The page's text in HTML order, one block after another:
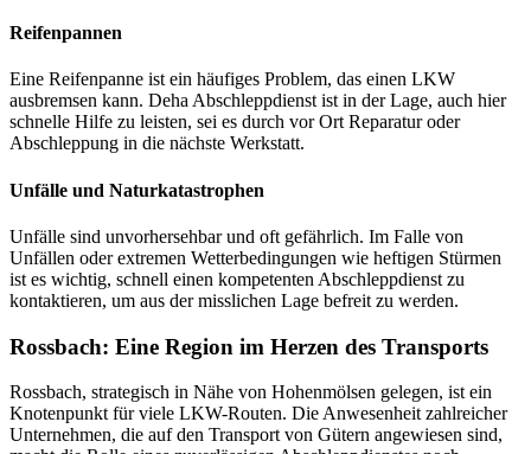
Reifenpannen
Eine Reifenpanne ist ein häufiges Problem, das einen LKW
ausbremsen kann. Deha Abschleppdienst ist in der Lage, auch hier
schnelle Hilfe zu leisten, sei es durch vor Ort Reparatur oder
Abschleppung in die nächste Werkstatt.
Unfälle und Naturkatastrophen
Unfälle sind unvorhersehbar und oft gefährlich. Im Falle von
Unfällen oder extremen Wetterbedingungen wie heftigen Stürmen
ist es wichtig, schnell einen kompetenten Abschleppdienst zu
kontaktieren, um aus der misslichen Lage befreit zu werden.
Rossbach: Eine Region im Herzen des Transports
Rossbach, strategisch in Nähe von Hohenmölsen gelegen, ist ein
Knotenpunkt für viele LKW-Routen. Die Anwesenheit zahlreicher
Unternehmen, die auf den Transport von Gütern angewiesen sind,